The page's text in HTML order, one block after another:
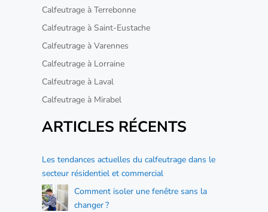
Calfeutrage à Terrebonne
Calfeutrage à Saint-Eustache
Calfeutrage à Varennes
Calfeutrage à Lorraine
Calfeutrage à Laval
Calfeutrage à Mirabel
ARTICLES RÉCENTS
Les tendances actuelles du calfeutrage dans le
secteur résidentiel et commercial
Comment isoler une fenêtre sans la
changer ?